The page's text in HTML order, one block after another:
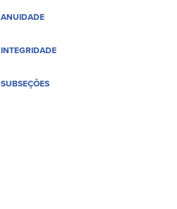
ANUIDADE
INTEGRIDADE
SUBSEÇÕES